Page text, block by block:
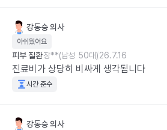
강동승의사
아쉬웠어요
피부 질환장**(남성 50대)26.7.16
진료비가 상당히 비싸게 생각됩니다
시간 준수
강동승의사